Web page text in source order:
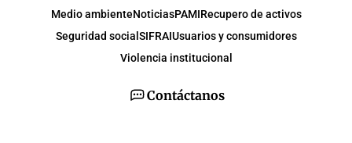
Contáctanos
Medio ambienteNoticiasPAMIRecupero de activos
Seguridad social SIFRAIUsuarios y consumidores
Violencia institucional